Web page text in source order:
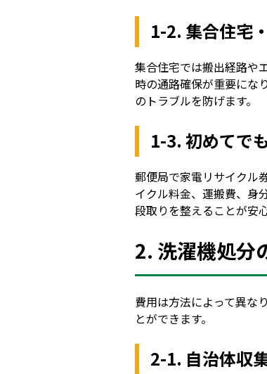
1-2. 集合住宅
集合住宅では搬出経路や
時の通路確保が重要にな
のトラブルを防げます。
1-3. 初めてで
郵便局で家電リサイクル
イクル料金、運搬費、身
段取りを整えることが安
2. 洗濯機処分
費用は方法によって異な
とができます。
2-1. 自治体収